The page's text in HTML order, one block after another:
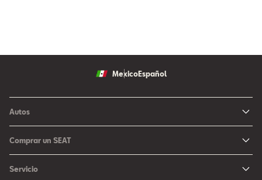
MexicoEspañol
Autos
Arona
León
Comprar un SEAT
Servicio